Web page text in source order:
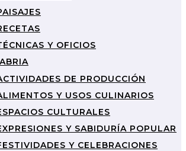
Y OFICIOS
DE PRODUCCIÓN
Y USOS CULINARIOS
CULTURALES
Y SABIDURÍA POPULAR
Y CELEBRACIONES